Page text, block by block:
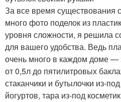
За все время существования
много фото поделок из
уровня сложности, я решила
для вашего удобства. Ведь
очень много в каждом доме —
от 0,5л до пятилитровых
стаканчики и бутылочки из-
йогуртов, тара из-под